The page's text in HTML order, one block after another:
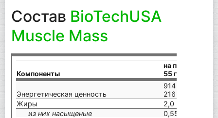
Состав BioTechUSA
Muscle Mass
Компоненты
на порцию
55 г
Энергетическая ценность
914 кДж/
216 ккал
Жиры
2,0 г
из них насыщеные
0,55 г